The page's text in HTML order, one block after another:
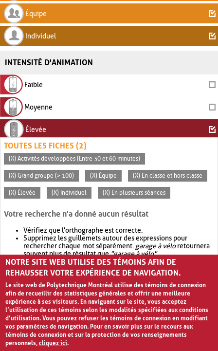
Équipe
Individuel
INTENSITÉ D'ANIMATION
Faible
Moyenne
Élevée
TOUTES LES FICHES (2)
(X) Activités développées (Entre 30 et 60 minutes)
(X) Grand groupe (> 100) (X) Équipe (X) En classe et hors classe
(X) Élevée (X) Individuel (X) En plusieurs séances
Votre recherche n'a donné aucun résultat
Vérifiez que l'orthographe est correcte.
Supprimez les guillemets autour des expressions pour
rechercher chaque mot séparément. garage à véloretournera
souvent plus de résultat que"garage à vélo".
Envisagez d'élargir votre recherche avec OR.garage OR vélo
retournera souvent plus de résultat quegarage à vélo
NOTRE SITE WEB UTILISE DES TÉMOINS AFIN DE
REHAUSSER VOTRE EXPÉRIENCE DE NAVIGATION.
Le site web de Polytechnique Montréal utilise des témoins de connexion
afin de recueillir des statistiques générales et offrir une meilleure
expérience à ses visiteurs. En naviguant sur le site, vous acceptez
l’utilisation de ces témoins selon les modalités spécifiées aux conditions
d’utilisation. Vous pouvez refuser les témoins de connexion en modifiant
vos paramètres de navigation. Pour en savoir plus sur le recours aux
témoins de connexion et sur la protection de vos renseignements
personnels,cliquez ici.